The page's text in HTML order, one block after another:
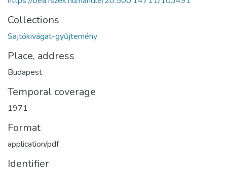
Collections
Sajtókivágat-gyűjtemény
Place, address
Budapest
Temporal coverage
1971
Format
application/pdf
Identifier